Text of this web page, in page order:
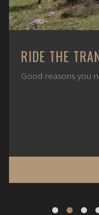
RIDE THE
Good reasons you